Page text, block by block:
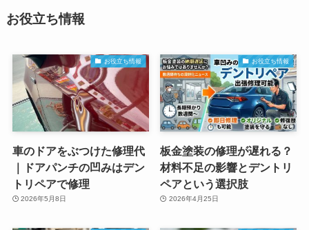
お役立ち情報
お役立ち情報
車のドアをぶつけた修理代
｜ドアパンチの凹みはデン
トリペアで修理
2026年5月8日
お役立ち情報
板金塗装の修理が遅れる？
材料不足の影響とデントリ
ペアという選択肢
2026年4月25日